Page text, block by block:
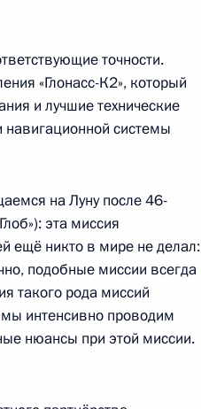
точности.
«Глонасс-К2», который
и лучшие технические
навигационной системы
на Луну после 46-
эта миссия
ещё никто в мире не делал:
подобные миссии всегда
такого рода миссий
интенсивно проводим
нюансы при этой миссии.